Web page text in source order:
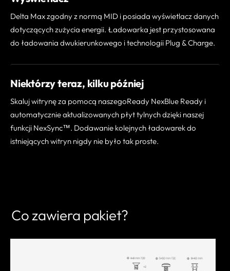
Delta Max zgodny z normą MID i posiada wyświetlacz danych
dotyczących zużycia energii. Ładowarka jest przystosowana
do ładowania dwukierunkowego i technologii Plug & Charge.
Niektórzy teraz, kilku później
Skaluj witrynę za pomocą naszegoReady NexBlue Ready i
automatycznie aktualizowanych płyt tylnych dzięki naszej
funkcji NexSync™. Dodawanie kolejnych ładowarek do
istniejących witryn nigdy nie było tak proste.
Co zawiera pakiet?